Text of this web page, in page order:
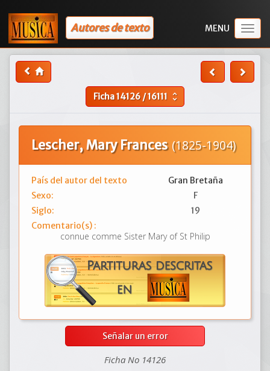
Autores de texto
Ficha14126/16111 unfold_more
Lescher, Mary Frances (1825-1904)
País del autor del texto
Gran Bretaña
Sexo:
F
Siglo:
19
Comentario(s) :
connue comme Sister Mary of St Philip
Señalar un error
Ficha No 14126